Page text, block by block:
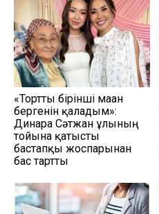
«Тортты бірінші маған
бергенін қаладым»:
Динара Сәтжан ұлының
тойына қатысты
бастапқы жоспарынан
бас тартты